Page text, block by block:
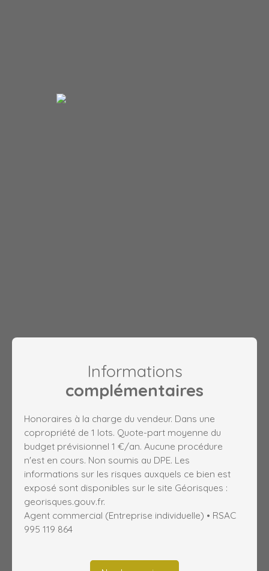
Informations
complémentaires
Honoraires à la charge du vendeur. Dans une
copropriété de 1 lots. Quote-part moyenne du
budget prévisionnel 1 €/an. Aucune procédure
n'est en cours. Non soumis au DPE. Les
informations sur les risques auxquels ce bien est
exposé sont disponibles sur le site Géorisques :
georisques.gouv.fr.
Agent commercial (Entreprise individuelle) • RSAC
995 119 864